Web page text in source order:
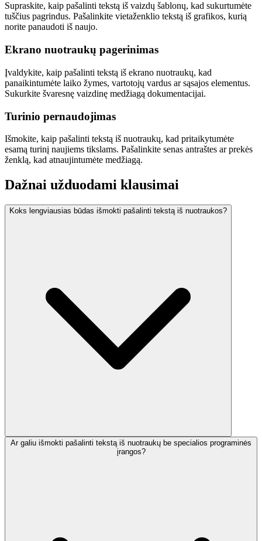
Supraskite, kaip pašalinti tekstą iš vaizdų šablonų, kad sukurtumėte
tuščius pagrindus. Pašalinkite vietaženklio tekstą iš grafikos, kurią
norite panaudoti iš naujo.
Ekrano nuotraukų pagerinimas
Įvaldykite, kaip pašalinti tekstą iš ekrano nuotraukų, kad
panaikintumėte laiko žymes, vartotojų vardus ar sąsajos elementus.
Sukurkite švaresnę vaizdinę medžiagą dokumentacijai.
Turinio pernaudojimas
Išmokite, kaip pašalinti tekstą iš nuotraukų, kad pritaikytumėte
esamą turinį naujiems tikslams. Pašalinkite senas antraštes ar prekės
ženklą, kad atnaujintumėte medžiagą.
Dažnai užduodami klausimai
Koks lengviausias būdas išmokti pašalinti tekstą iš nuotraukos?
Ar galiu išmokti pašalinti tekstą iš nuotraukų be specialios programinės
įrangos?